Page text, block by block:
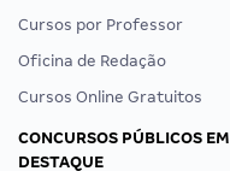
Cursos por Professor
Oficina de Redação
Cursos Online Gratuitos
CONCURSOS PÚBLICOS EM
DESTAQUE